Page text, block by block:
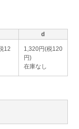
d
12
1,320円(税120
円)
在庫なし